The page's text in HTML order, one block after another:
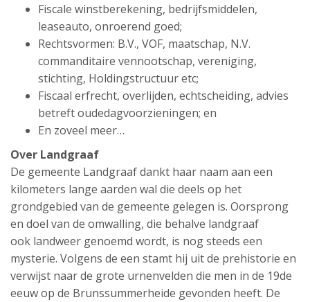
Fiscale winstberekening, bedrijfsmiddelen,
leaseauto, onroerend goed;
Rechtsvormen: B.V., VOF, maatschap, N.V.
commanditaire vennootschap, vereniging,
stichting, Holdingstructuur etc;
Fiscaal erfrecht, overlijden, echtscheiding, advies
betreft oudedagvoorzieningen; en
En zoveel meer…
Over Landgraaf
De gemeente Landgraaf dankt haar naam aan een
kilometers lange aarden wal die deels op het
grondgebied van de gemeente gelegen is. Oorsprong
en doel van de omwalling, die behalve landgraaf
ook landweer genoemd wordt, is nog steeds een
mysterie. Volgens de een stamt hij uit de prehistorie en
verwijst naar de grote urnenvelden die men in de 19de
eeuw op de Brunssummerheide gevonden heeft. De